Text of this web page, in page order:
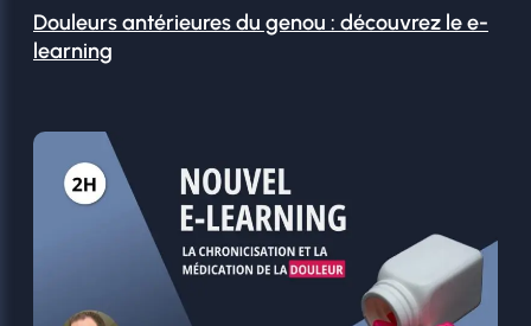
Douleurs antérieures du genou : découvrez le e-
learning